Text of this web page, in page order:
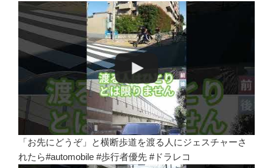
「お先にどうぞ」と横断歩道を渡る人にジェスチャーさ
れたら#automobile #歩行者優先 #ドラレコ